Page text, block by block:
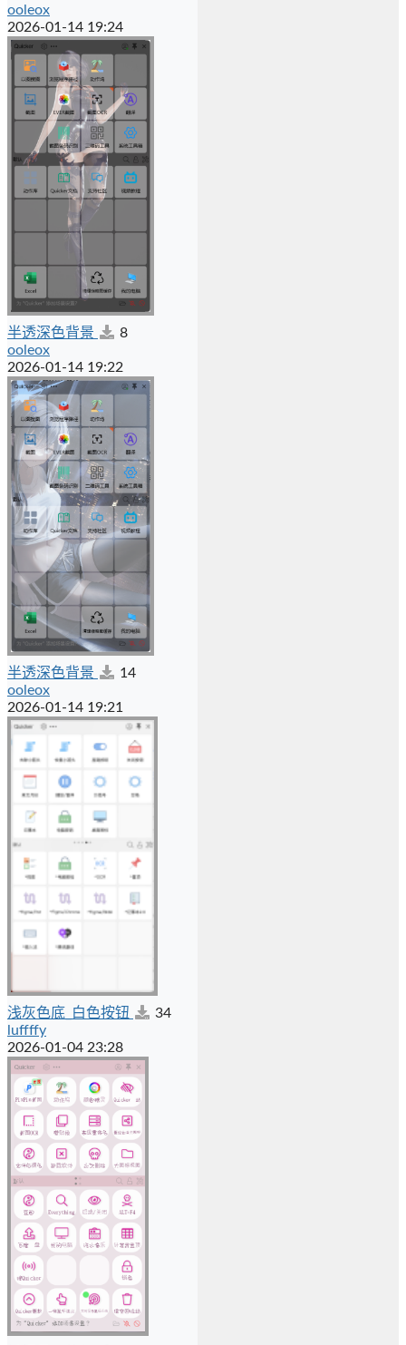
ooleox
2026-01-14 19:24
半透深色背景
8
ooleox
2026-01-14 19:22
半透深色背景
14
ooleox
2026-01-14 19:21
浅灰色底_白色按钮
34
luffffy
2026-01-04 23:28